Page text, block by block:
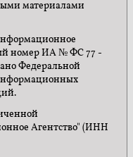
материалами
номер ИА № ФС 77 -
Федеральной
Агентство" (ИНН